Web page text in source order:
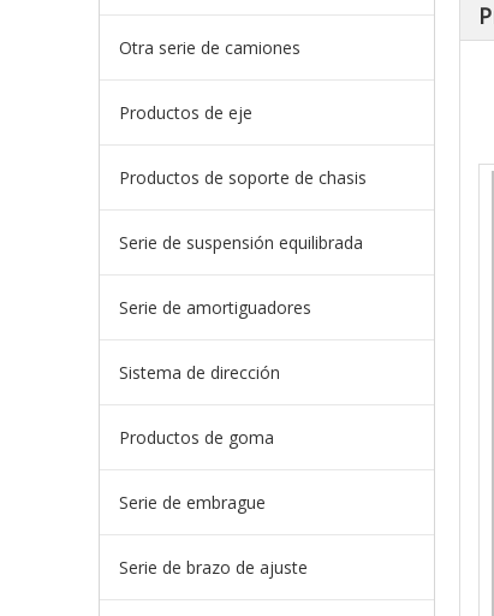
Otra serie de camiones
Productos de eje
Productos de soporte de chasis
Serie de suspensión equilibrada
Serie de amortiguadores
Sistema de dirección
Productos de goma
Serie de embrague
Serie de brazo de ajuste